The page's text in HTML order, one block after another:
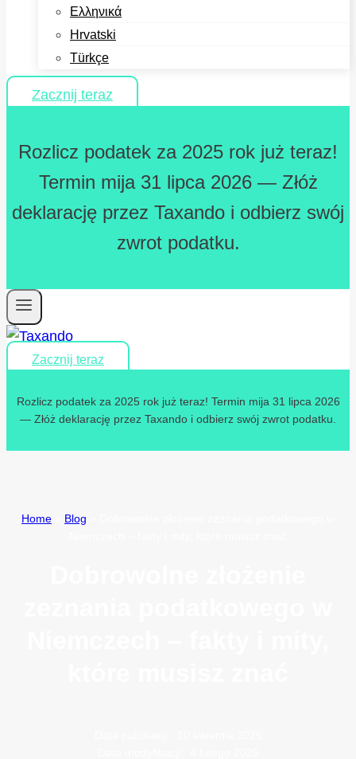
Ελληνικά
Hrvatski
Türkçe
Zacznij teraz
Rozlicz podatek za 2025 rok już teraz!
Termin mija 31 lipca 2026 — Złóż
deklarację przez Taxando i odbierz swój
zwrot podatku.
Zacznij teraz
Rozlicz podatek za 2025 rok już teraz! Termin mija 31 lipca 2026
— Złóż deklarację przez Taxando i odbierz swój zwrot podatku.
Home Blog